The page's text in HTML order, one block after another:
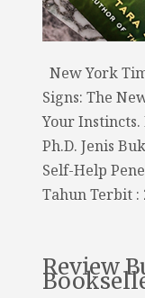
New York
Signs: The
Your Instincts.
Ph.D. Jenis
Self-Help
Tahun Terbit :
Review